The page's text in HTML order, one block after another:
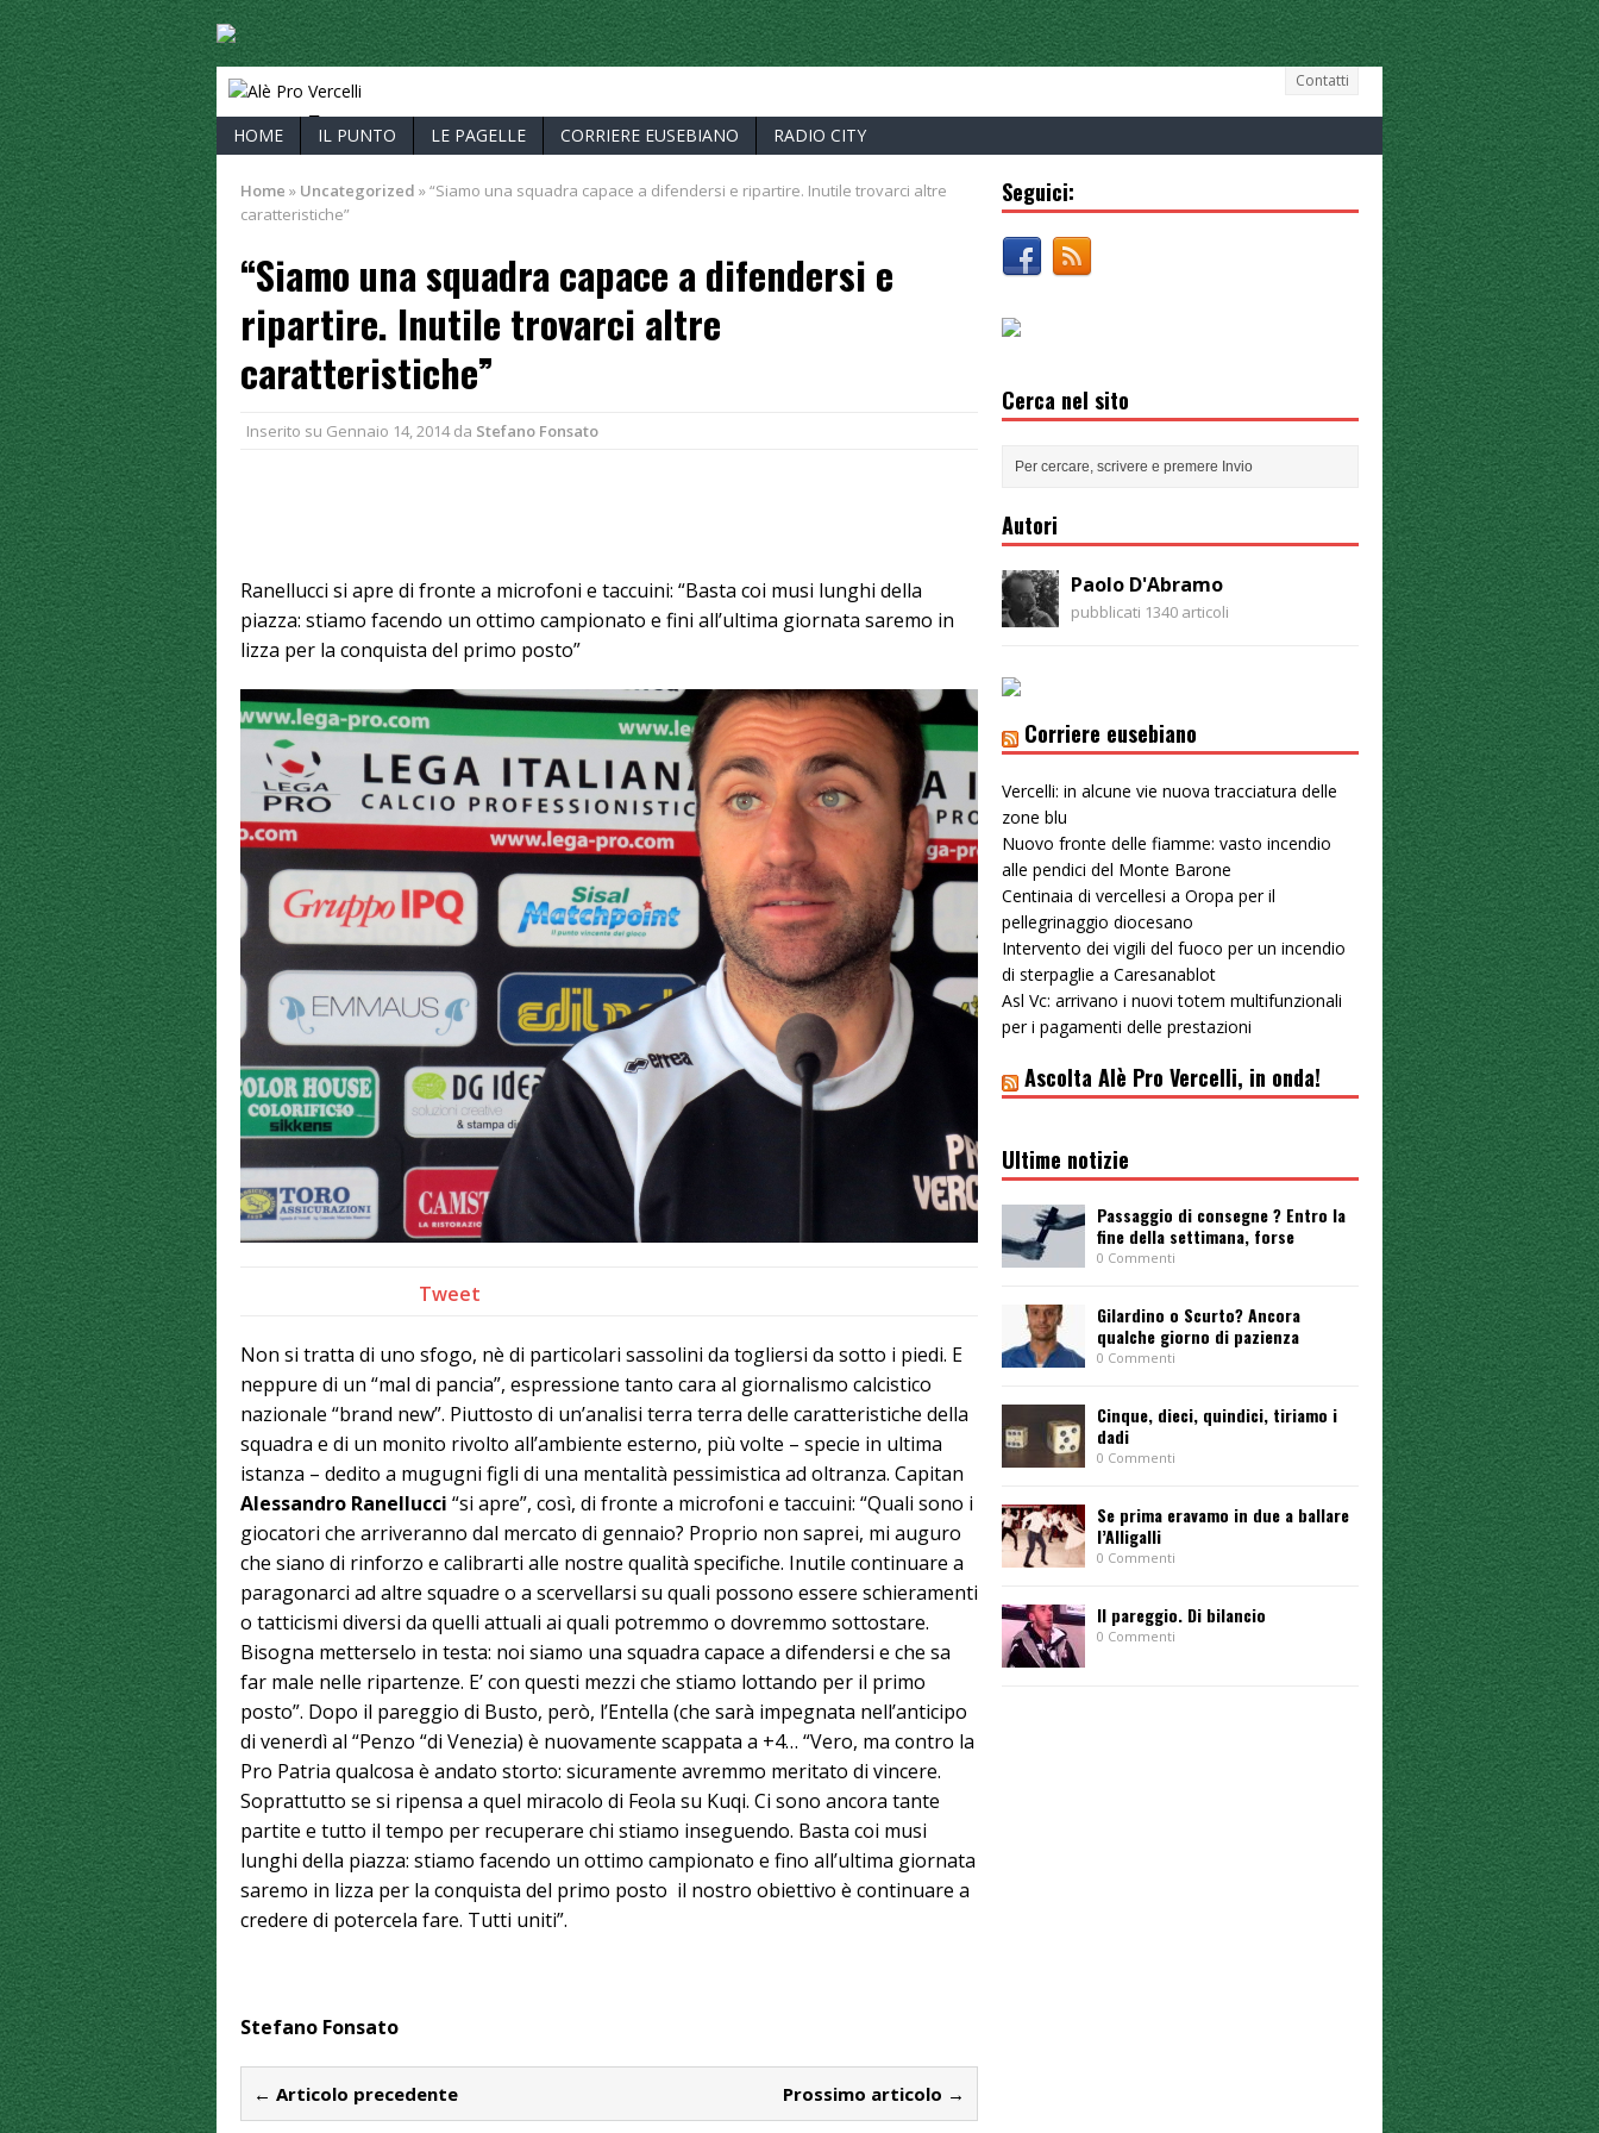
Contatti
ALÈ PRO VERCELLI
HOME IL PUNTO LE PAGELLE CORRIERE EUSEBIANO RADIO CITY
Home » Uncategorized »“Siamo una squadra capace a difendersi e ripartire. Inutile trovarci altre
caratteristiche”
“Siamo una squadra capace a difendersi e
ripartire. Inutile trovarci altre
caratteristiche”
Inserito su Gennaio 14, 2014da Stefano Fonsato
Ranellucci si apre di fronte a microfoni e taccuini: “Basta coi musi lunghi della
piazza: stiamo facendo un ottimo campionato e fini all’ultima giornata saremo in
lizza per la conquista del primo posto”
Tweet
Non si tratta di uno sfogo, nè di particolari sassolini da togliersi da sotto i piedi. E
neppure di un “mal di pancia”, espressione tanto cara al giornalismo calcistico
nazionale “brand new”. Piuttosto di un’analisi terra terra delle caratteristiche della
squadra e di un monito rivolto all’ambiente esterno, più volte – specie in ultima
istanza – dedito a mugugni figli di una mentalità pessimistica ad oltranza. Capitan
Alessandro Ranellucci “si apre”, così, di fronte a microfoni e taccuini: “Quali sono i
giocatori che arriveranno dal mercato di gennaio? Proprio non saprei, mi auguro
che siano di rinforzo e calibrarti alle nostre qualità specifiche. Inutile continuare a
paragonarci ad altre squadre o a scervellarsi su quali possono essere schieramenti
o tatticismi diversi da quelli attuali ai quali potremmo o dovremmo sottostare.
Bisogna metterselo in testa: noi siamo una squadra capace a difendersi e che sa
far male nelle ripartenze. E’ con questi mezzi che stiamo lottando per il primo
posto”. Dopo il pareggio di Busto, però, l’Entella (che sarà impegnata nell’anticipo
di venerdì al “Penzo “di Venezia) è nuovamente scappata a +4… “Vero, ma contro la
Pro Patria qualcosa è andato storto: sicuramente avremmo meritato di vincere.
Soprattutto se si ripensa a quel miracolo di Feola su Kuqi. Ci sono ancora tante
partite e tutto il tempo per recuperare chi stiamo inseguendo. Basta coi musi
lunghi della piazza: stiamo facendo un ottimo campionato e fino all’ultima giornata
saremo in lizza per la conquista del primo posto il nostro obiettivo è continuare a
credere di potercela fare. Tutti uniti”.
Stefano Fonsato
← Articolo precedente Prossimo articolo →
Seguici:
Cerca nel sito
Autori
Paolo D'Abramo
pubblicati 1340 articoli
Corriere eusebiano
Vercelli: in alcune vie nuova tracciatura delle
zone blu
Nuovo fronte delle fiamme: vasto incendio
alle pendici del Monte Barone
Centinaia di vercellesi a Oropa per il
pellegrinaggio diocesano
Intervento dei vigili del fuoco per un incendio
di sterpaglie a Caresanablot
Asl Vc: arrivano i nuovi totem multifunzionali
per i pagamenti delle prestazioni
Ascolta Alè Pro Vercelli, in onda!
Ultime notizie
Passaggio di consegne ? Entro la
fine della settimana, forse
0 Commenti
Gilardino o Scurto? Ancora
qualche giorno di pazienza
0 Commenti
Cinque, dieci, quindici, tiriamo i
dadi
0 Commenti
Se prima eravamo in due a ballare
l’Alligalli
0 Commenti
Il pareggio. Di bilancio
0 Commenti